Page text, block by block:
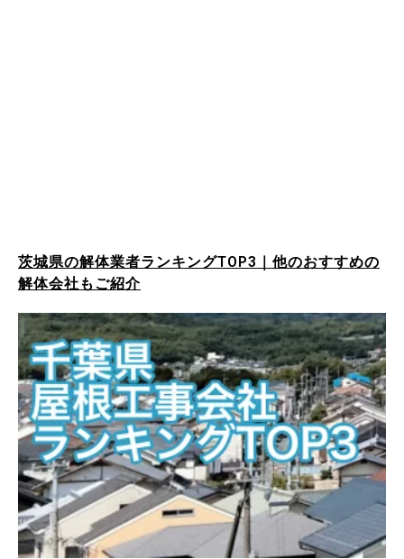
茨城県の解体業者ランキングTOP3｜他のおすすめの
解体会社もご紹介